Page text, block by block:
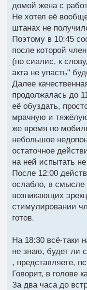
домой жена с
Не хотел её
штанах не
Поэтому в 10:45
после которой
(но сиалис, к
акта не упасть"
Далее
продолжалась до
её обуздать,
мрачную и
же время по
небольшое
остаточное
на ней испытать
После 12:00
ослабло, в смысле
возникающих
стимулировании
готов.
На 18:30 всё-таки
не знаю, будет ли
, представляете,
Говорит, в голове
За два часа до